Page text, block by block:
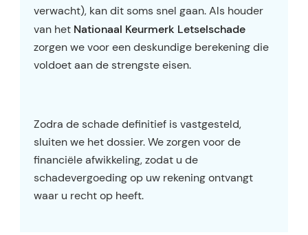
verwacht), kan dit soms snel gaan. Als houder
van het Nationaal Keurmerk Letselschade
zorgen we voor een deskundige berekening die
voldoet aan de strengste eisen.
Zodra de schade definitief is vastgesteld,
sluiten we het dossier. We zorgen voor de
financiële afwikkeling, zodat u de
schadevergoeding op uw rekening ontvangt
waar u recht op heeft.